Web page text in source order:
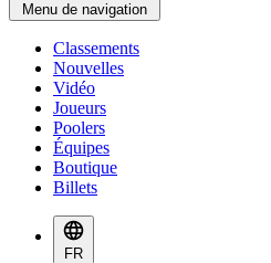
Menu de navigation
Classements
Nouvelles
Vidéo
Joueurs
Poolers
Équipes
Boutique
Billets
FR